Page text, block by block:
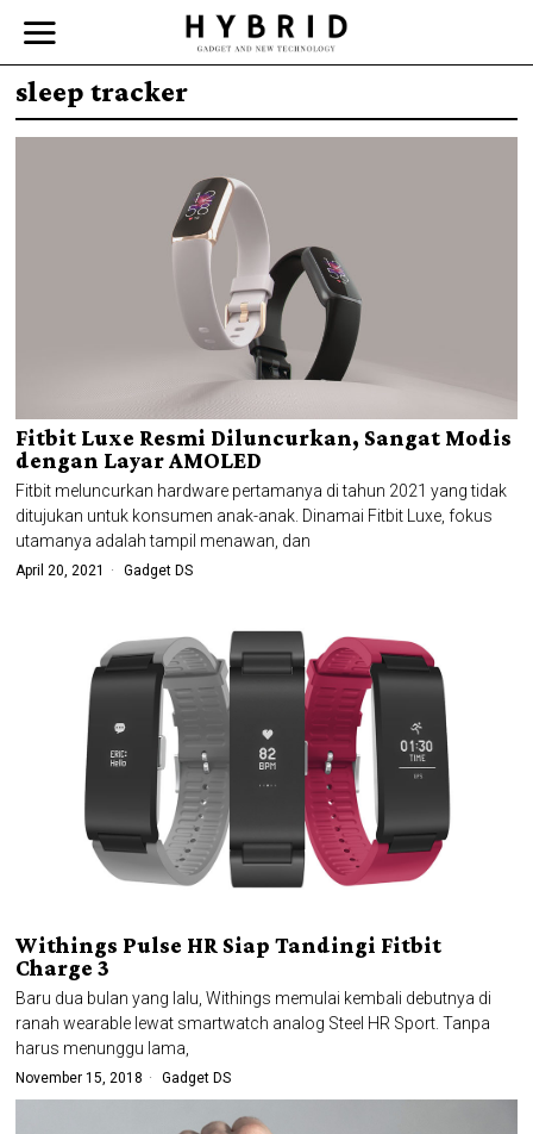
sleep tracker
Fitbit Luxe Resmi Diluncurkan, Sangat Modis
dengan Layar AMOLED
Fitbit meluncurkan hardware pertamanya di tahun 2021 yang tidak
ditujukan untuk konsumen anak-anak. Dinamai Fitbit Luxe, fokus
utamanya adalah tampil menawan, dan
April 20, 2021 Gadget DS
Withings Pulse HR Siap Tandingi Fitbit
Charge 3
Baru dua bulan yang lalu, Withings memulai kembali debutnya di
ranah wearable lewat smartwatch analog Steel HR Sport. Tanpa
harus menunggu lama,
November 15, 2018 Gadget DS